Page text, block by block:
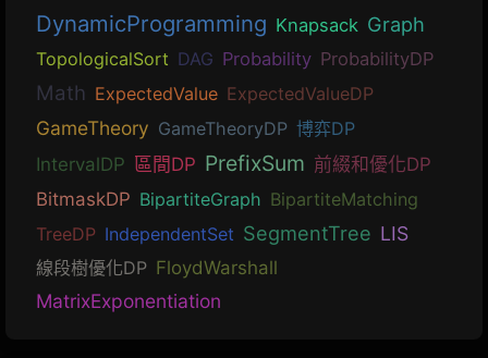
DynamicProgramming Knapsack Graph
TopologicalSort DAG Probability ProbabilityDP
Math ExpectedValue ExpectedValueDP
GameTheory GameTheoryDP 博弈DP
IntervalDP 區間DP PrefixSum 前綴和優化DP
BitmaskDP BipartiteGraph BipartiteMatching
TreeDP IndependentSet SegmentTree LIS
線段樹優化DP FloydWarshall
MatrixExponentiation